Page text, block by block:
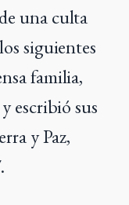
una culta
siguientes
familia,
escribió sus
y Paz,